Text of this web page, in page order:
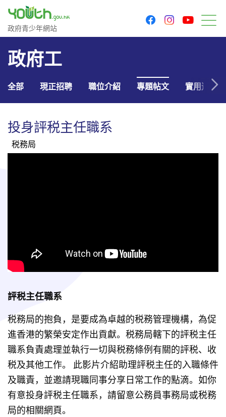
政府青少年網站
政府青少年網站
facebookinstagram
政府工
全部 現正招聘 職位介紹 專題帖文 實用連結
投身評税主任職系
税務局
評税主任職系
税務局的抱負，是要成為卓越的税務管理機構，為促
進香港的繁榮安定作出貢獻。税務局轄下的評税主任
職系負責處理並執行一切與税務條例有關的評税、收
税及其他工作。 此影片介紹助理評税主任的入職條件
及職責，並邀請現職同事分享日常工作的點滴。如你
有意投身評税主任職系，請留意公務員事務局或税務
局的相關網頁。